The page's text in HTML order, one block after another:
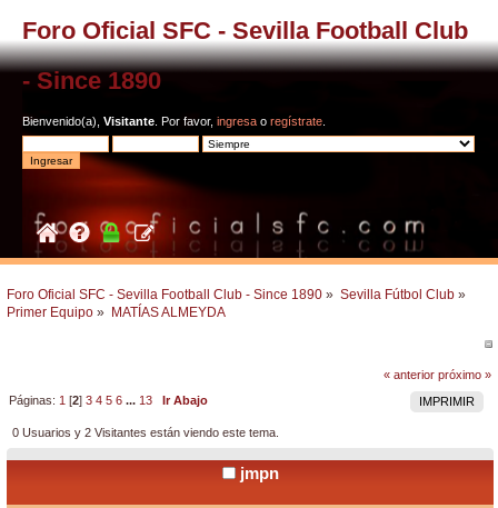
Foro Oficial SFC - Sevilla Football Club
- Since 1890
Bienvenido(a), Visitante . Por favor, ingresa o regístrate
Foro Oficial SFC - Sevilla Football Club - Since 1890 » Sevilla Fútbol Club »
Primer Equipo » MATÍAS ALMEYDA
« anterior próximo »
IMPRIMIR
Páginas: 1 [2]3 4 5 6 ... 13 Ir Abajo
0 Usuarios y 2 Visitantes están viendo este tema.
jmpn